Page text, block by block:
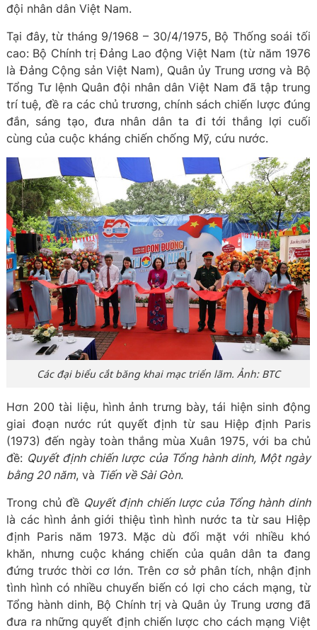
đội nhân dân Việt Nam.
Tại đây, từ tháng 9/1968 – 30/4/1975, Bộ Thống soái tối
cao: Bộ Chính trị Đảng Lao động Việt Nam (từ năm 1976
là Đảng Cộng sản Việt Nam), Quân ủy Trung ương và Bộ
Tổng Tư lệnh Quân đội nhân dân Việt Nam đã tập trung
trí tuệ, đề ra các chủ trương, chính sách chiến lược đúng
đắn, sáng tạo, đưa nhân dân ta đi tới thắng lợi cuối
cùng của cuộc kháng chiến chống Mỹ, cứu nước.
Các đại biểu cắt băng khai mạc triển lãm. Ảnh: BTC
Hơn 200 tài liệu, hình ảnh trưng bày, tái hiện sinh động
giai đoạn nước rút quyết định từ sau Hiệp định Paris
(1973) đến ngày toàn thắng mùa Xuân 1975, với ba chủ
đề: Quyết định chiến lược của Tổng hành dinh, Một ngày
bằng 20 năm, và Tiến về Sài Gòn.
Trong chủ đề Quyết định chiến lược của Tổng hành dinh
là các hình ảnh giới thiệu tình hình nước ta từ sau Hiệp
định Paris năm 1973. Mặc dù đối mặt với nhiều khó
khăn, nhưng cuộc kháng chiến của quân dân ta đang
đứng trước thời cơ lớn. Trên cơ sở phân tích, nhận định
tình hình có nhiều chuyển biến có lợi cho cách mạng, từ
Tổng hành dinh, Bộ Chính trị và Quân ủy Trung ương đã
đưa ra những quyết định chiến lược cho cách mạng Việt